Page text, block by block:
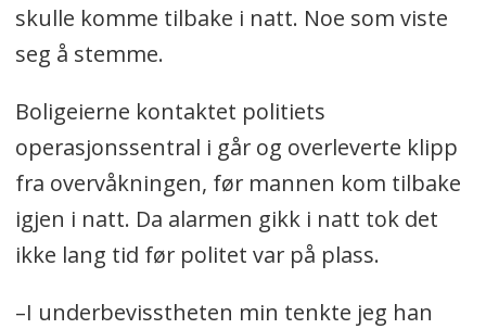
skulle komme tilbake i natt. Noe som viste
seg å stemme.
Boligeierne kontaktet politiets
operasjonssentral i går og overleverte klipp
fra overvåkningen, før mannen kom tilbake
igjen i natt. Da alarmen gikk i natt tok det
ikke lang tid før politet var på plass.
–I underbevisstheten min tenkte jeg han